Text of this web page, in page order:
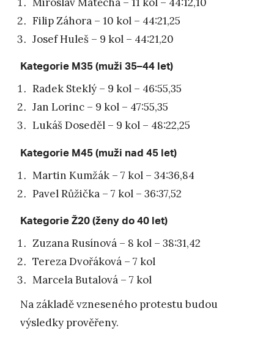
Filip Záhora – 10 kol – 44:21,25
Josef Huleš – 9 kol – 44:21,20
Kategorie M35 (muži 35–44 let)
Radek Steklý – 9 kol – 46:55,35
Jan Lorinc – 9 kol – 47:55,35
Lukáš Doseděl – 9 kol – 48:22,25
Kategorie M45 (muži nad 45 let)
Martin Kumžák – 7 kol – 34:36,84
Pavel Růžička – 7 kol – 36:37,52
Kategorie Ž20 (ženy do 40 let)
Zuzana Rusínová – 8 kol – 38:31,42
Tereza Dvořáková – 7 kol
Marcela Butalová – 7 kol
Na základě vzneseného protestu budou
výsledky prověřeny.